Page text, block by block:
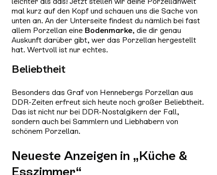
mal kurz auf den Kopf und schauen uns die Sache von
unten an. An der Unterseite findest du nämlich bei fast
allem Porzellan eine Bodenmarke, die dir genau
Auskunft darüber gibt, wer das Porzellan hergestellt
hat. Wertvoll ist nur echtes.
Beliebtheit
Besonders das Graf von Hennebergs Porzellan aus
DDR-Zeiten erfreut sich heute noch großer Beliebtheit.
Das ist nicht nur bei DDR-Nostalgikern der Fall,
sondern auch bei Sammlern und Liebhabern von
schönem Porzellan.
Neueste Anzeigen in „Küche &
Esszimmer“